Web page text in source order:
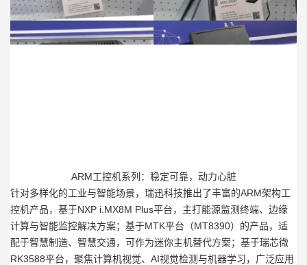
ARM工控机系列：稳定可靠，动力心脏
针对多样化的工业与智能场景，瑞迅科技推出了丰富的ARM架构工
控机产品，基于NXP i.MX8M Plus平台，主打能源监测终端、边缘
计算与智能监控解决方案；基于MTK平台（MT8390）的产品，适
配于智慧制造、智慧交通，可作为迷你主机替代方案；基于瑞芯微
RK3588平台，聚焦计算机视觉、AI视觉检测与机器学习，广泛应用